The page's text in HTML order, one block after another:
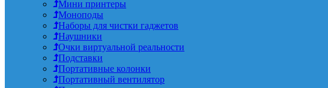
Мини принтеры
Моноподы
Наборы для чистки гаджетов
Наушники
Очки виртуальной реальности
Подставки
Портативные колонки
Портативный вентилятор